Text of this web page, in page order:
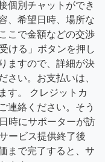
個別チャットができ
、希望日時、場所な
こで金額などの交渉
ける」ボタンを押し
ますので、詳細が決
さい。お支払いは、
す。 クレジットカ
連絡ください。そう
時にサポーターが訪
ービス提供終了後
まで完了すると、サ